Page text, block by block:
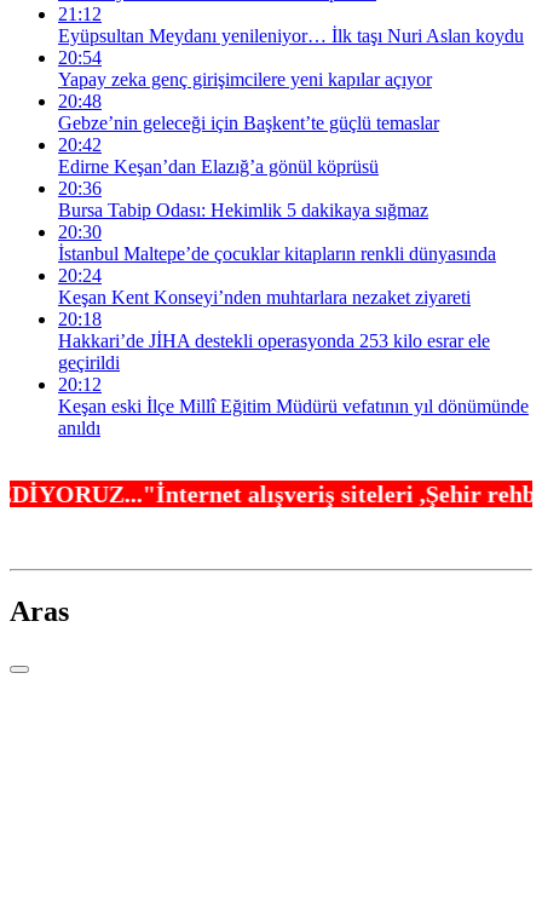
21:12
Eyüpsultan Meydanı yenileniyor… İlk taşı Nuri Aslan koydu
20:54
Yapay zeka genç girişimcilere yeni kapılar açıyor
20:48
Gebze’nin geleceği için Başkent’te güçlü temaslar
20:42
Edirne Keşan’dan Elazığ’a gönül köprüsü
20:36
Bursa Tabip Odası: Hekimlik 5 dakikaya sığmaz
20:30
İstanbul Maltepe’de çocuklar kitapların renkli dünyasında
20:24
Keşan Kent Konseyi’nden muhtarlara nezaket ziyareti
20:18
Hakkari’de JİHA destekli operasyonda 253 kilo esrar ele
geçirildi
20:12
Keşan eski İlçe Millî Eğitim Müdürü vefatının yıl dönümünde
anıldı
alışveriş siteleri ,Şehir rehberleri ,
Aras